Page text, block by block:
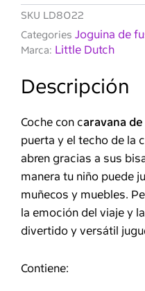
SKU LD8022
Categories Joguina de
Marca: Little Dutch
Descripción
Coche con caravana
puerta y el techo de la
abren gracias a sus
manera tu niño puede
muñecos y muebles.
la emoción del viaje y
divertido y versátil
Contiene: